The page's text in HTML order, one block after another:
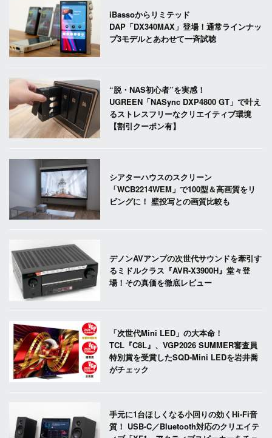
iBassoからリミテッド
DAP「DX340MAX」登場！通常ラインナッ
プ3モデルとあわせて一斉試聴
“脱・NAS初心者”を実感！
UGREEN「NASync DXP4800 GT」で叶え
るストレスフリーなクリエイティブ環境
【割引クーポン有】
シアターハウスのスクリーン
「WCB2214WEM」で100型＆高画質をリ
ビングに！ 壁投写との画質比較も
デノンAVアンプの次世代サウンドを牽引す
るミドルクラス『AVR-X3900H』堂々登
場！その真価を徹底レビュー
「次世代Mini LED」の大本命！
TCL『C8L』、VGP2026 SUMMER審査員
特別賞を受賞したSQD-Mini LEDを岩井喬
がチェック
手元に1台ほしくなる小回りの効くHi-Fi音
質！ USB-C／Bluetooth対応のクリエイテ